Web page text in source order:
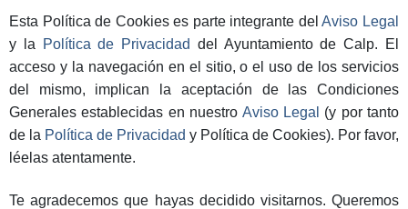
Esta Política de Cookies es parte integrante delAviso Legal
y la
Política de Privacidad del Ayuntamiento de Calp. El
acceso y la navegación en el sitio, o el uso de los servicios
del mismo, implican la aceptación de las Condiciones
Generales establecidas en nuestro Aviso Legal
(y por tanto
de la Política de Privacidad y Política de Cookies). Por favor,
léelas atentamente.
Te agradecemos que hayas decidido visitarnos. Queremos